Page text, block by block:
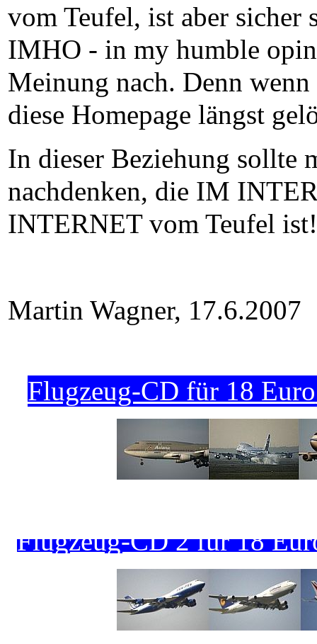
vom Teufel, ist aber
IMHO - in my humble
Meinung nach. Denn
diese Homepage längst
In dieser Beziehung sollte
nachdenken, die IM
INTERNET vom Teufel
Martin Wagner, 17.6.2007
Flugzeug-CD für 18 Euro
Flugzeug-CD 2 für 18